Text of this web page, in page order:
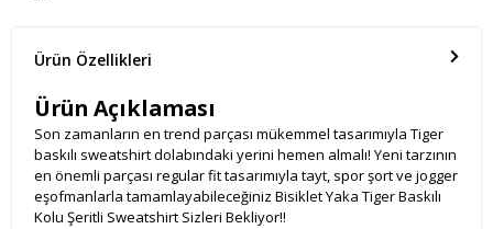
Ürün Özellikleri
Ürün Açıklaması
Son zamanların en trend parçası mükemmel tasarımıyla Tiger
baskılı sweatshirt dolabındaki yerini hemen almalı! Yeni tarzının
en önemli parçası regular fit tasarımıyla tayt, spor şort ve jogger
eşofmanlarla tamamlayabileceğiniz Bisiklet Yaka Tiger Baskılı
Kolu Şeritli Sweatshirt Sizleri Bekliyor!!